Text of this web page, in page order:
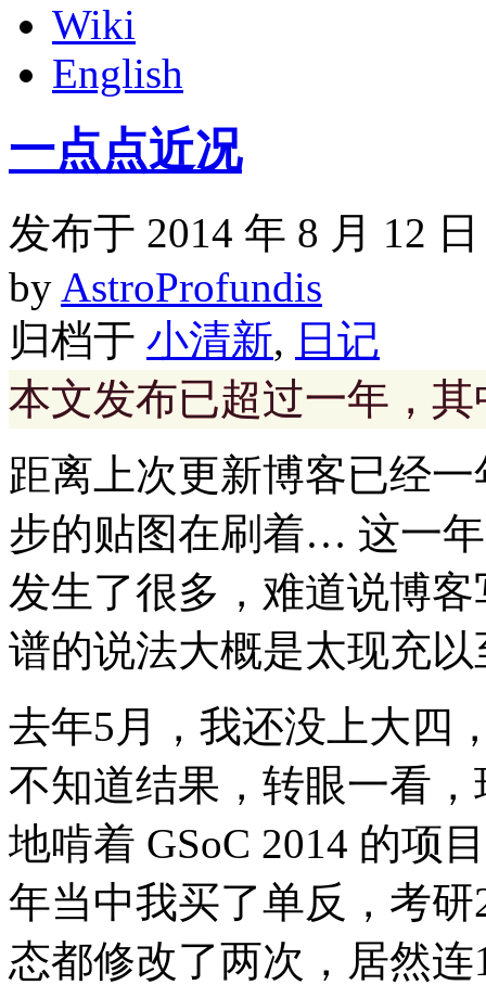
Wiki
English
一点点近况
发布于 2014 年 8 月 12 日
by AstroProfundis
归档于 小清新, 日记
本文发布已超过一年，
距离上次更新博客已经
步的贴图在刷着… 这一
发生了很多，难道说博
谱的说法大概是太现充
去年5月，我还没上大四
不知道结果，转眼一看
地啃着 GSoC 2014 的项
年当中我买了单反，考
态都修改了两次，居然